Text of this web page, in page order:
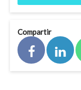
Compartir